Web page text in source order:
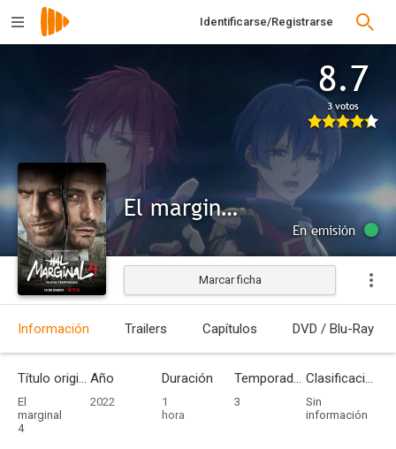
Identificarse/Registrarse
8.7
3 votos
El marginal 4
En emisión
Marcar ficha
Información Trailers Capítulos DVD / Blu-Ray
Título original
El
marginal
4
Año
2022
Duración
1
hora
Temporadas
3
Clasificación por edades
Sin
información